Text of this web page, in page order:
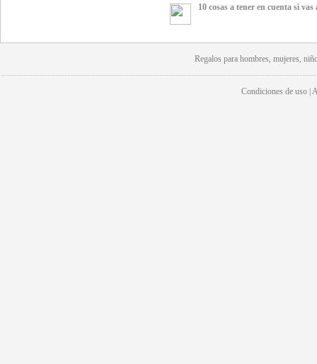
10 cosas a tener en cuenta si
Regalos para hombres, mujeres,
Condiciones de uso |